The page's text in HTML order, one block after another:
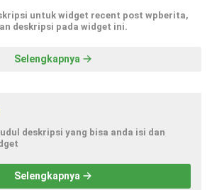
untuk widget recent post wpberita,
deskripsi pada widget ini.
Selengkapnya
deskripsi yang bisa anda isi dan
Selengkapnya